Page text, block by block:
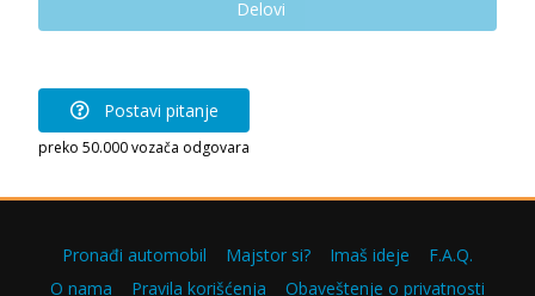
Delovi
Postavi pitanje
preko 50.000 vozača odgovara
Pronađi automobil Majstor si? Imaš ideje
F.A.Q.
O nama
Pravila korišćenja Obaveštenje o privatnosti